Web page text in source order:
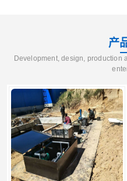
产
Development, design, production